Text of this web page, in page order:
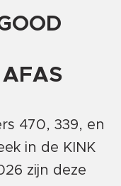
AFAS
470, 339, en
in de KINK
zijn deze